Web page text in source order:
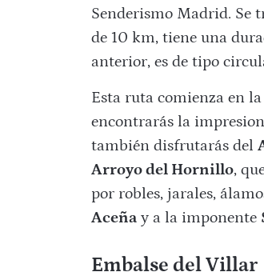
Senderismo Madrid. Se
de 10 km, tiene una
anterior, es de tipo
Esta ruta comienza en
encontrarás la
también disfrutarás del
Arroyo del Hornillo,
por robles, jarales,
Aceñay a la imponente
Embalse del Villar